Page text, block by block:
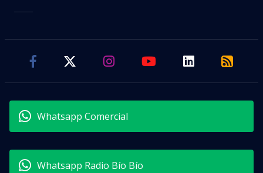
Whatsapp Comercial
Whatsapp Radio Bío Bío